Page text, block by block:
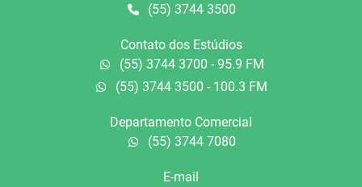
(55) 3744 3500
Contato dos Estúdios
(55) 3744 3700 - 95.9 FM
(55) 3744 3500 - 100.3 FM
Departamento Comercial
(55) 3744 7080
E-mail